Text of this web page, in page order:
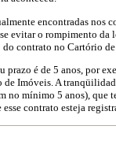
encontradas
evitar o rompimento
contrato no Cartório
prazo é de 5 anos, por
Imóveis. A
no mínimo 5 anos), que
esse contrato esteja